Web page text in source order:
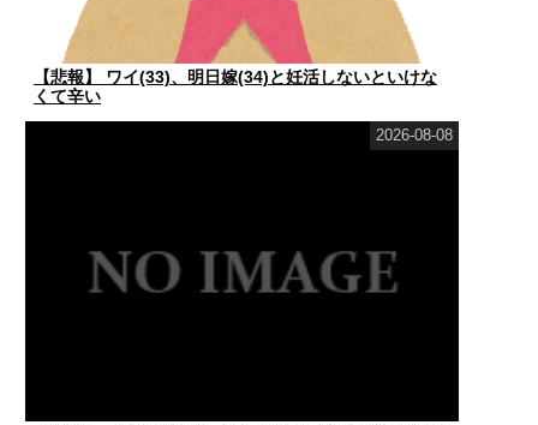
【悲報】 ワイ(33)、明日嫁(34)と妊活しないといけな
くて辛い
2026-08-08